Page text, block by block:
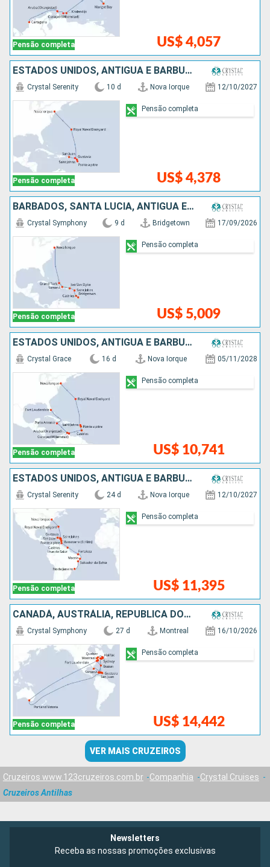
Pensão completa US$ 4,057
ESTADOS UNIDOS, ANTIGUA E BARBUDA, FRANCIA, PORTO RICO
Pensão completa
Crystal Serenity 10 d Nova Iorque 12/10/2027
US$ 4,378
Pensão completa
BARBADOS, SANTA LUCIA, ANTIGUA E BARBUDA, REPUBLICA DOMINICANA, ESTADOS UNIDOS
Pensão completa
Crystal Symphony 9 d Bridgetown 17/09/2026
US$ 5,009
Pensão completa
ESTADOS UNIDOS, ANTIGUA E BARBUDA, SANTA LUCIA, ARUBA, JAMAICA
Pensão completa
Crystal Grace 16 d Nova Iorque 05/11/2028
US$ 10,741
Pensão completa
ESTADOS UNIDOS, ANTIGUA E BARBUDA, FRANCIA, PORTO RICO, SANTA LUCIA, TRINIDADE E TOBAGO, BRASIL
Pensão completa
Crystal Serenity 24 d Nova Iorque 12/10/2027
US$ 11,395
Pensão completa
CANADÁ, AUSTRÁLIA, REPUBLICA DOMINICANA, PORTO RICO, ANTIGUA E BARBUDA, FRANCIA, ESTADOS UNIDOS
Pensão completa
Crystal Symphony 27 d Montreal 16/10/2026
US$ 14,442
Pensão completa
VER MAIS CRUZEIROS
Cruzeiros www.123cruzeiros.com.br Companhia
Crystal Cruises
Cruzeiros Antilhas
Newsletters
Receba as nossas promoções exclusivas